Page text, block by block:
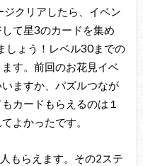
クリアしたら、イベン
て星3のカードを集め
しょう！レベル30までの
す。前回のお花見イベ
ますか、パズルつなが
カードもらえるのは１
よかったです。
もらえます。その2ステ